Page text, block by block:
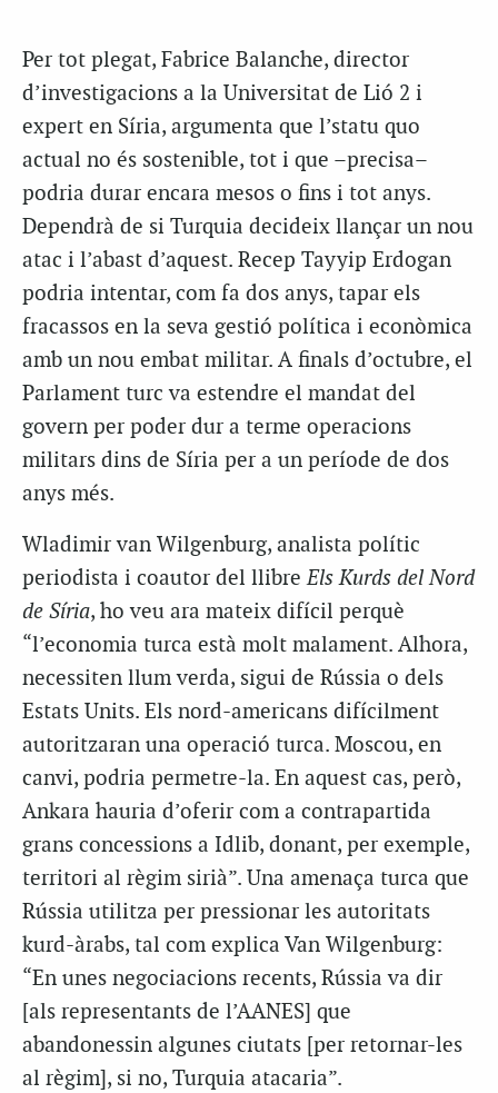
Per tot plegat, Fabrice Balanche, director
d’investigacions a la Universitat de Lió 2 i
expert en Síria, argumenta que l’statu quo
actual no és sostenible, tot i que –precisa–
podria durar encara mesos o fins i tot anys.
Dependrà de si Turquia decideix llançar un nou
atac i l’abast d’aquest. Recep Tayyip Erdogan
podria intentar, com fa dos anys, tapar els
fracassos en la seva gestió política i econòmica
amb un nou embat militar. A finals d’octubre, el
Parlament turc va estendre el mandat del
govern per poder dur a terme operacions
militars dins de Síria per a un període de dos
anys més.
Wladimir van Wilgenburg, analista polític
periodista i coautor del llibreEls Kurds del Nord
de Síria, ho veu ara mateix difícil perquè
“l’economia turca està molt malament. Alhora,
necessiten llum verda, sigui de Rússia o dels
Estats Units. Els nord-americans difícilment
autoritzaran una operació turca. Moscou, en
canvi, podria permetre-la. En aquest cas, però,
Ankara hauria d’oferir com a contrapartida
grans concessions a Idlib, donant, per exemple,
territori al règim sirià”. Una amenaça turca que
Rússia utilitza per pressionar les autoritats
kurd-àrabs, tal com explica Van Wilgenburg:
“En unes negociacions recents, Rússia va dir
[als representants de l’AANES] que
abandonessin algunes ciutats [per retornar-les
al règim], si no, Turquia atacaria”.